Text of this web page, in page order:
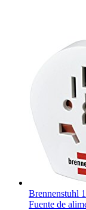
Brennenstuhl
Fuente de